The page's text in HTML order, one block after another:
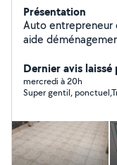
Présentation
Auto entrepreneur
aide
travaux de maçonnerie,
Dernier avis
mercredi à 20h
Super gentil,